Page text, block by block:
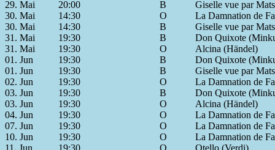
29. Mai
20:00 B
Giselle vue par
30. Mai
14:30 O
La Damnation de
30. Mai
14:30 B
Giselle vue par
31. Mai
19:30 B
Don Quixote
31. Mai
19:30 O
Alcina (Händel)
01. Jun
19:30 B
Don Quixote
01. Jun
19:30 B
Giselle vue par
02. Jun
19:30 O
La Damnation de
03. Jun
19:30 B
Don Quixote
03. Jun
19:30 O
Alcina (Händel)
04. Jun
19:30 O
La Damnation de
07. Jun
19:30 O
La Damnation de
10. Jun
19:30 O
La Damnation de
11. Jun
19:30 O
Otello (Verdi)